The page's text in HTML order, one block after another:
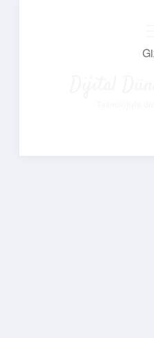
Dijital